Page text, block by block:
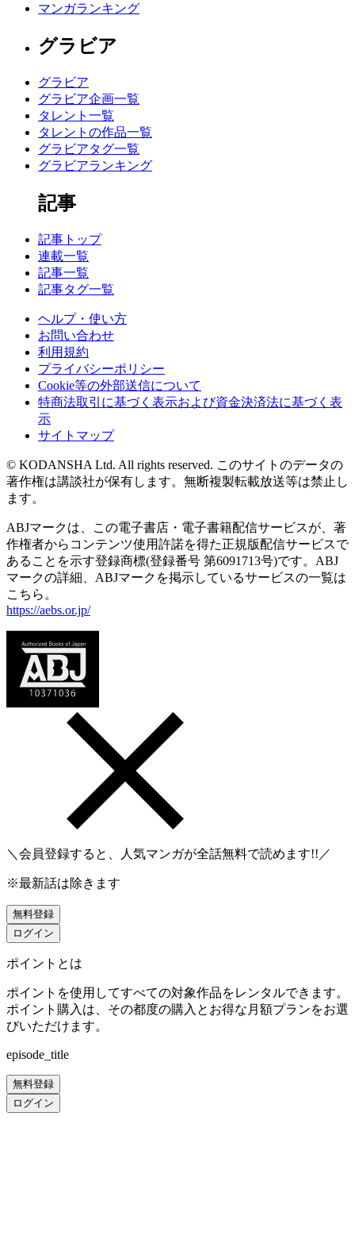
マンガランキング
グラビア
グラビア
グラビア企画一覧
タレント一覧
タレントの作品一覧
グラビアタグ一覧
グラビアランキング
記事
記事トップ
連載一覧
記事一覧
記事タグ一覧
ヘルプ・使い方
お問い合わせ
利用規約
プライバシーポリシー
Cookie等の外部送信について
特商法取引に基づく表示および資金決済法に基づく表
示
サイトマップ
© KODANSHA Ltd. All rights reserved. このサイトのデータの
著作権は講談社が保有します。無断複製転載放送等は禁止し
ます。
ABJマークは、この電子書店・電子書籍配信サービスが、著
作権者からコンテンツ使用許諾を得た正規版配信サービスで
あることを示す登録商標(登録番号 第6091713号)です。ABJ
マークの詳細、ABJマークを掲示しているサービスの一覧は
こちら。
https://aebs.or.jp/
＼会員登録すると、人気マンガが全話無料で読めます!!／
※最新話は除きます
無料登録
ログイン
ポイントとは
ポイントを使用してすべての対象作品をレンタルできます。
ポイント購入は、その都度の購入とお得な月額プランをお選
びいただけます。
episode_title
無料登録
ログイン